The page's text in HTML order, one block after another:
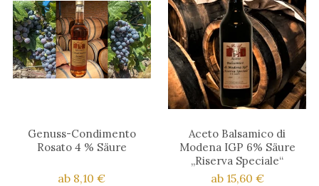
Genuss-Condimento
Rosato 4 % Säure
ab 8,10 €
Aceto Balsamico di
Modena IGP 6% Säure
„Riserva Speciale“
ab 15,60 €